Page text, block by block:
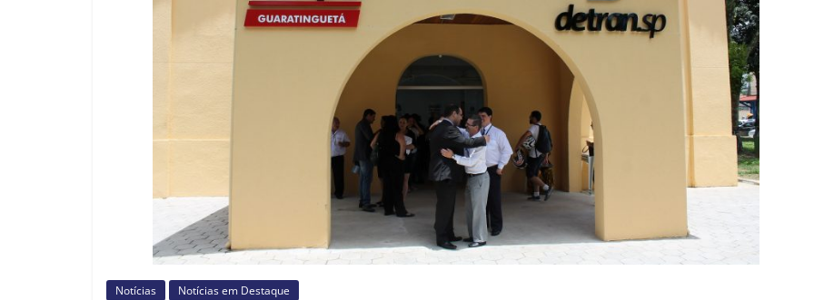
Notícias Notícias em Destaque